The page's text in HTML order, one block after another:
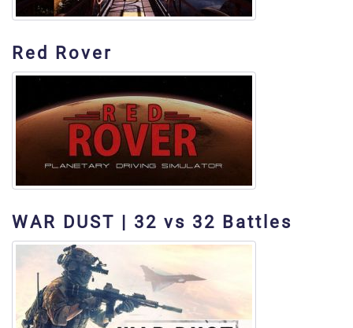
Red Rover
WAR DUST | 32 vs 32 Battles